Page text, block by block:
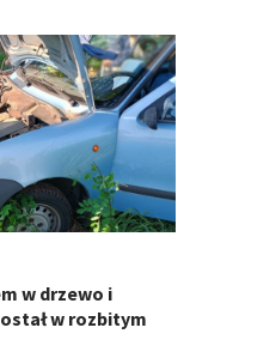
w drzewo i
w rozbitym